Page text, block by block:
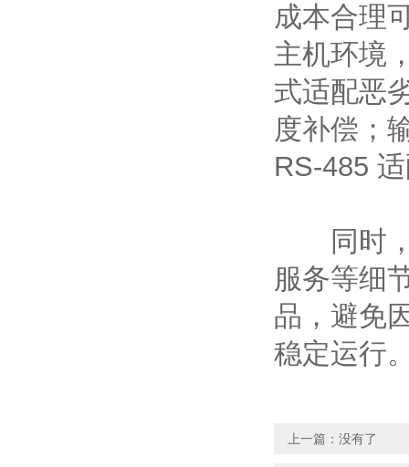
成本合理
主机环境
式适配恶
度补偿；
RS-485
同时，
服务等细
品，避免
稳定运行
上一篇：没有了